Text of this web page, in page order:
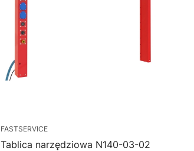
FASTSERVICE
Tablica narzędziowa N140-03-02